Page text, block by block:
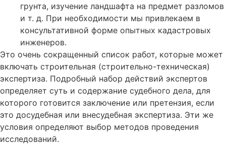
грунта, изучение ландшафта на предмет разломов
и т. д. При необходимости мы привлекаем в
консультативной форме опытных кадастровых
инженеров.
Это очень сокращенный список работ, которые может
включать строительная (строительно-техническая)
экспертиза. Подробный набор действий экспертов
определяет суть и содержание судебного дела, для
которого готовится заключение или претензия, если
это досудебная или внесудебная экспертиза. Эти же
условия определяют выбор методов проведения
исследований.